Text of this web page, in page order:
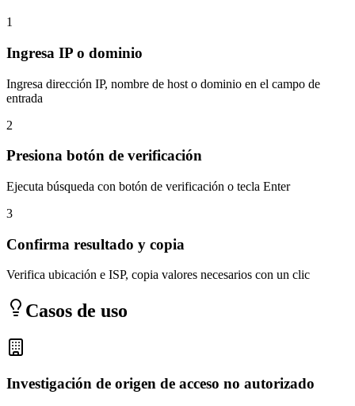
1
Ingresa IP o dominio
Ingresa dirección IP, nombre de host o dominio en el campo de
entrada
2
Presiona botón de verificación
Ejecuta búsqueda con botón de verificación o tecla Enter
3
Confirma resultado y copia
Verifica ubicación e ISP, copia valores necesarios con un clic
Casos de uso
Investigación de origen de acceso no autorizado